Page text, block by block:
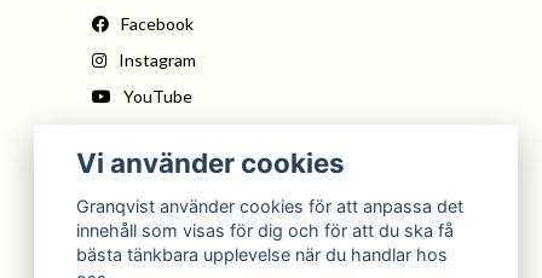
Facebook
Instagram
YouTube
Tiktok
Vi använder cookies
Granqvist använder cookies för att anpassa det
innehåll som visas för dig och för att du ska få
bästa tänkbara upplevelse när du handlar hos